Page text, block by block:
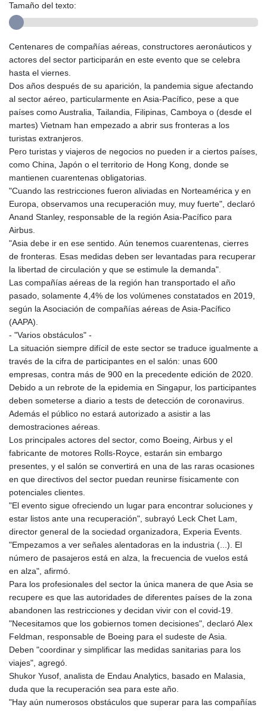
Tamaño del texto:
Centenares de compañías aéreas, constructores aeronáuticos y
actores del sector participarán en este evento que se celebra
hasta el viernes.
Dos años después de su aparición, la pandemia sigue afectando
al sector aéreo, particularmente en Asia-Pacífico, pese a que
países como Australia, Tailandia, Filipinas, Camboya o (desde el
martes) Vietnam han empezado a abrir sus fronteras a los
turistas extranjeros.
Pero turistas y viajeros de negocios no pueden ir a ciertos países,
como China, Japón o el territorio de Hong Kong, donde se
mantienen cuarentenas obligatorias.
"Cuando las restricciones fueron aliviadas en Norteamérica y en
Europa, observamos una recuperación muy, muy fuerte", declaró
Anand Stanley, responsable de la región Asia-Pacífico para
Airbus.
"Asia debe ir en ese sentido. Aún tenemos cuarentenas, cierres
de fronteras. Esas medidas deben ser levantadas para recuperar
la libertad de circulación y que se estimule la demanda".
Las compañías aéreas de la región han transportado el año
pasado, solamente 4,4% de los volúmenes constatados en 2019,
según la Asociación de compañías aéreas de Asia-Pacífico
(AAPA).
- "Varios obstáculos" -
La situación siempre difícil de este sector se traduce igualmente a
través de la cifra de participantes en el salón: unas 600
empresas, contra más de 900 en la precedente edición de 2020.
Debido a un rebrote de la epidemia en Singapur, los participantes
deben someterse a diario a tests de detección de coronavirus.
Además el público no estará autorizado a asistir a las
demostraciones aéreas.
Los principales actores del sector, como Boeing, Airbus y el
fabricante de motores Rolls-Royce, estarán sin embargo
presentes, y el salón se convertirá en una de las raras ocasiones
en que directivos del sector puedan reunirse físicamente con
potenciales clientes.
"El evento sigue ofreciendo un lugar para encontrar soluciones y
estar listos ante una recuperación", subrayó Leck Chet Lam,
director general de la sociedad organizadora, Experia Events.
"Empezamos a ver señales alentadoras en la industria (...). El
número de pasajeros está en alza, la frecuencia de vuelos está
en alza", afirmó.
Para los profesionales del sector la única manera de que Asia se
recupere es que las autoridades de diferentes países de la zona
abandonen las restricciones y decidan vivir con el covid-19.
"Necesitamos que los gobiernos tomen decisiones", declaró Alex
Feldman, responsable de Boeing para el sudeste de Asia.
Deben "coordinar y simplificar las medidas sanitarias para los
viajes", agregó.
Shukor Yusof, analista de Endau Analytics, basado en Malasia,
duda que la recuperación sea para este año.
"Hay aún numerosos obstáculos que superar para las compañías